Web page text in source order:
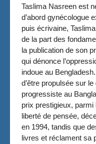
Taslima Nasreen est
d’abord gynécologue
puis écrivaine,
de la part des
la publication de son
qui dénonce
indoue au
d’être propulsée sur
progressiste au
prix prestigieux,
liberté de pensée,
en 1994, tandis que
livres et réclament sa